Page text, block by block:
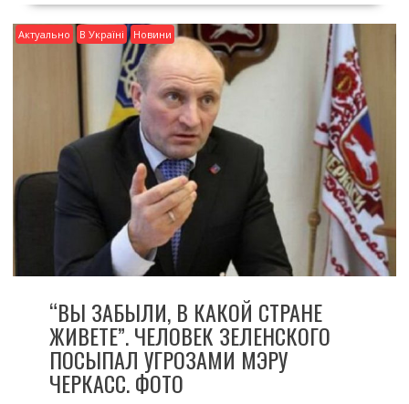
Актуально В Україні Новини
“ВЫ ЗАБЫЛИ, В КАКОЙ СТРАНЕ
ЖИВЕТЕ”. ЧЕЛОВЕК ЗЕЛЕНСКОГО
ПОСЫПАЛ УГРОЗАМИ МЭРУ
ЧЕРКАСС. ФОТО